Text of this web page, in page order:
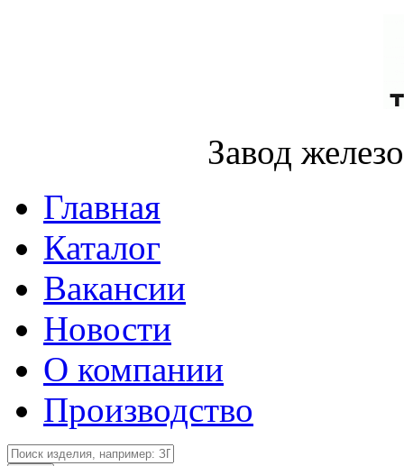
Завод
Главная
Каталог
Вакансии
Новости
О компании
Производство